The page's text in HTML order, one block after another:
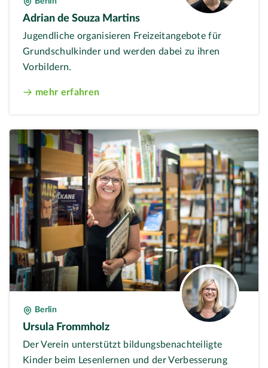
Adrian de Souza Martins
Jugendliche organisieren Freizeitangebote für
Grundschulkinder und werden dabei zu ihren
Vorbildern.
mehr erfahren
Berlin
Ursula Frommholz
Der Verein unterstützt bildungsbenachteiligte
Kinder beim Lesenlernen und der Verbesserung